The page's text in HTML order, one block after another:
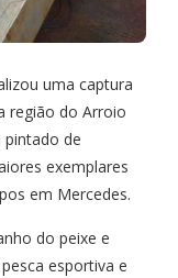
uma captura
região do Arroio
pintado de
exemplares
em Mercedes.
do peixe e
esportiva e